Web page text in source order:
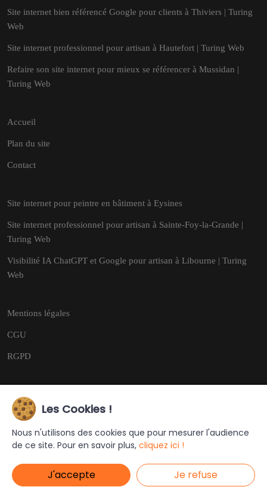
Site internet bien référencé Google pour clients à Thiviers | Turing
Web
Site internet professionnel pour artisan à Hautefort | Turing Web
Refaire son site internet pour mieux se référencer à Mussidan |
Turing Web
Accueil
Plan du site
Contact
Site internet pour peintre en bâtiment à Eysines
Site internet professionnel pour artisan à Sainte-Foy-la-Grande |
Turing Web
Visibilité IA ChatGPT et Google pour artisan à Libourne | Turing
Web
Mentions légales
CGU
RGPD
Copyright © 2026
Ce site a été créé et est géré par Turing Web
Les Cookies !
Nous n'utilisons des cookies que pour mesurer l'audience
de ce site. Pour en savoir plus, cliquez ici !
J'accepte Je refuse